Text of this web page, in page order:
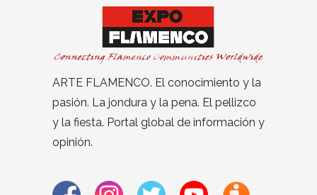
ARTE FLAMENCO. El conocimiento y la
pasión. La jondura y la pena. El pellizco
y la fiesta. Portal global de información y
opinión.